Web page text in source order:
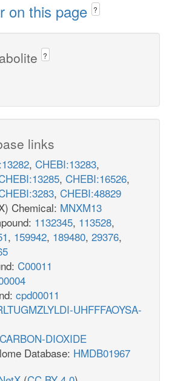
on this page ?
?
links
, CHEBI:13283,
, CHEBI:16526,
, CHEBI:48829
Chemical: MNXM13
1132345, 113528,
, 159942, 189480, 29376,
C00011
cpd00011
UHFFFAOYSA-
DIOXIDE
Database: HMDB01967